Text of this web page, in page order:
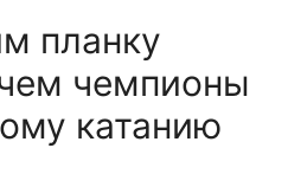
планку
чемпионы
катанию